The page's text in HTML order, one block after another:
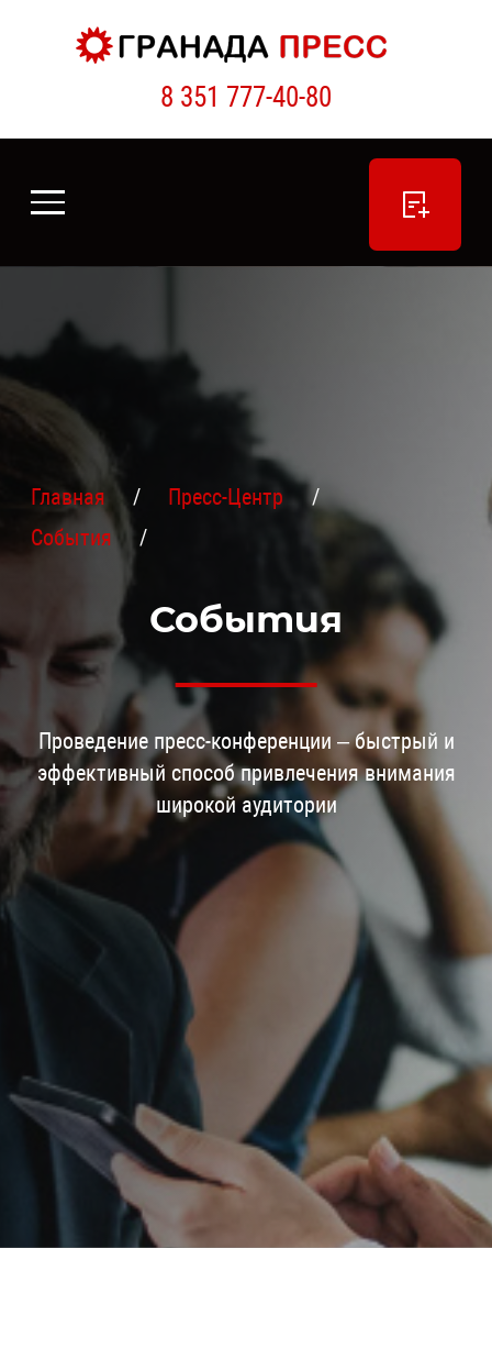
8 351 777-40-80
Главная
Пресс-Центр
События
События
Проведение пресс-конференции – быстрый и
эффективный способ привлечения внимания
широкой аудитории